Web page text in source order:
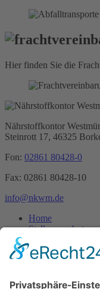
Hier finden Sie die
Nährstoffkontor
Steinrott 17, 46325
Fon: 02861 80428-0
Fax: 02861 80428-10
info@nkwm.de
Home
Stellenangebote
Download Flyer
Suchen
Datenschutz